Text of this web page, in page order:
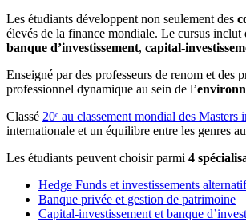
Les étudiants développent non seulement des
élevés de la finance mondiale. Le cursus
banque d’investissement, capital-
Enseigné par des professeurs de renom et des
professionnel dynamique au sein de l’
Classé 20ᵉ au classement mondial des
internationale et un équilibre entre les genres
Les étudiants peuvent choisir parmi 4
Hedge Funds et investissements
Banque privée et gestion de patrimoine
Capital-investissement et banque